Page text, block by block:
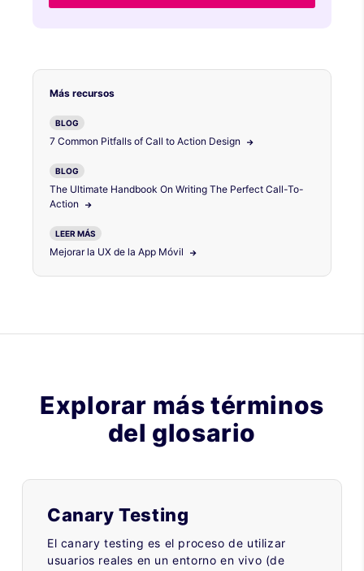
Más recursos
BLOG
7 Common Pitfalls of Call to Action Design
BLOG
The Ultimate Handbook On Writing The Perfect Call-To-
Action
LEER MÁS
Mejorar la UX de la App Móvil
Explorar más términos
del glosario
Canary Testing
El canary testing es el proceso de utilizar
usuarios reales en un entorno en vivo (de